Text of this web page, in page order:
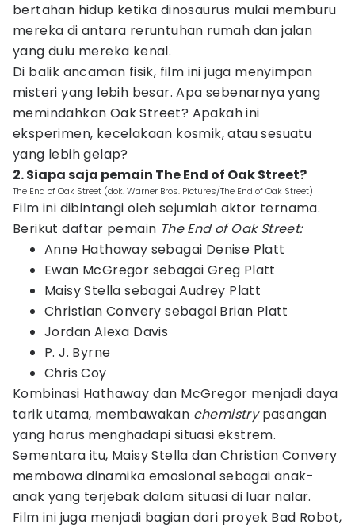
bertahan hidup ketika dinosaurus mulai memburu
mereka di antara reruntuhan rumah dan jalan
yang dulu mereka kenal.
Di balik ancaman fisik, film ini juga menyimpan
misteri yang lebih besar. Apa sebenarnya yang
memindahkan Oak Street? Apakah ini
eksperimen, kecelakaan kosmik, atau sesuatu
yang lebih gelap?
2. Siapa saja pemain The End of Oak Street?
The End of Oak Street (dok. Warner Bros. Pictures/The End of Oak Street)
Film ini dibintangi oleh sejumlah aktor ternama.
Berikut daftar pemain The End of Oak Street:
Anne Hathaway sebagai Denise Platt
Ewan McGregor sebagai Greg Platt
Maisy Stella sebagai Audrey Platt
Christian Convery sebagai Brian Platt
Jordan Alexa Davis
P. J. Byrne
Chris Coy
Kombinasi Hathaway dan McGregor menjadi daya
tarik utama, membawakan chemistrypasangan
yang harus menghadapi situasi ekstrem.
Sementara itu, Maisy Stella dan Christian Convery
membawa dinamika emosional sebagai anak-
anak yang terjebak dalam situasi di luar nalar.
Film ini juga menjadi bagian dari proyek Bad Robot,